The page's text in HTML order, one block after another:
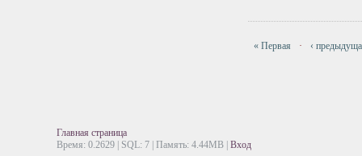
« Первая · ‹
Главная страница
Время: 0.2629 | SQL: 7 | Память: 4.44MB Вход